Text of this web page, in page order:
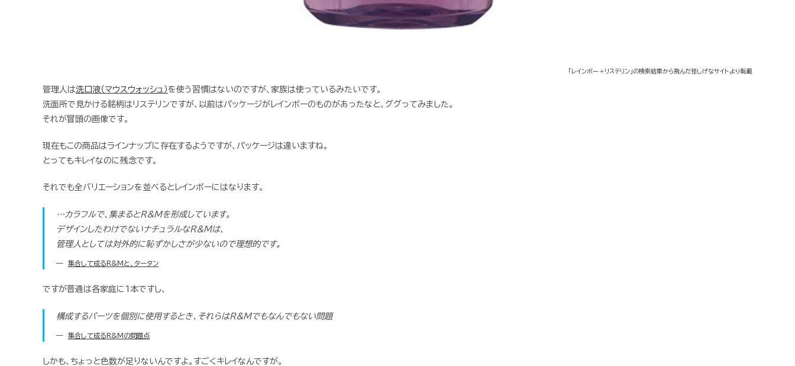
「レインボー＋リステリン」の検索結果から飛んだ怪しげなサイトより転載
管理人は洗口液（マウスウォッシュ） を使う習慣はないのですが、家族は使っているみたいです。
洗面所で見かける銘柄はリステリンですが、以前はパッケージがレインボーのものがあったなと、ググってみました。
それが冒頭の画像です。
現在もこの商品はラインナップに存在するようですが、パッケージは違いますね。
とってもキレイなのに残念です。
それでも全バリエーションを並べるとレインボーにはなります。
…カラフルで、集まるとR&Mを形成しています。
デザインしたわけでないナチュラルなR&Mは、
管理人としては対外的に恥ずかしさが少ないので理想的です。
集合して成るR&Mと、タータン
ですが普通は各家庭に1本ですし、
構成するパーツを個別に使用するとき、それらはR&Mでもなんでもない問題
集合して成るR&Mの問題点
しかも、ちょっと色数が足りないんですよ。すごくキレイなんですが。